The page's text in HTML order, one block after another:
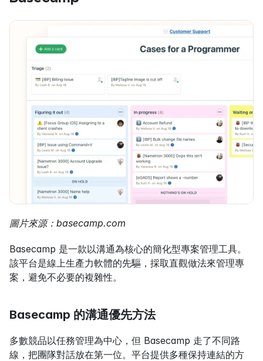
圖片來源：basecamp.com
Basecamp 是一款以溝通為核心的簡化型專案管理工具。
該平台是線上生產力軟體的先驅，採取直觀做法來管理專
案，避免不必要的複雜性。
Basecamp 的溝通優先方法
多數競品以任務管理為中心，但 Basecamp 走了不同路
線，把團隊對話放在第一位。平台提供多種保持連結的方